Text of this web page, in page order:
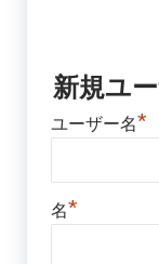
新規ユ
ユーザー名*
名*